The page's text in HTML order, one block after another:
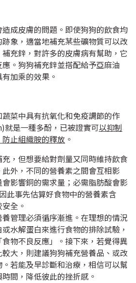
成皮膚的問題。即使狗狗的飲食均
象，適當地補充某些礦物質可以改
充鋅，對許多的皮膚病有幫助，它
。狗狗補充鋅並搭配給予亞麻油
加乘的效果。
菜中具有抗氧化和免疫調節的作
就是一種多酚，已被證實可以抑制
止組織胺的釋放 。
，但想要給對劑量又同時維持飲食
外，不同的營養素之間會互相影
影響銅的需求量；必需脂肪酸會影
此事先估算好食物中的營養素含
全。
養管理必須循序漸進。在理想的情況
水解蛋白來進行食物的排除試驗，
物不良反應」。接下來，若覺得異
大，則建議狗狗補充營養品、或改
若能及早診斷和治療，相信可以幫
間，降低彼此的挫折感。